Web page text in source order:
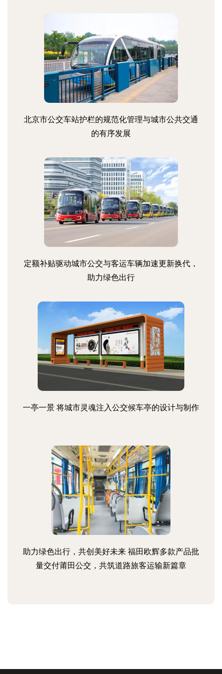
北京市公交车站护栏的规范化管理与城市公共交通
的有序发展
定额补贴驱动城市公交与客运车辆加速更新换代，
助力绿色出行
一亭一景 将城市灵魂注入公交候车亭的设计与制作
助力绿色出行，共创美好未来 福田欧辉多款产品批
量交付莆田公交，共筑道路旅客运输新篇章